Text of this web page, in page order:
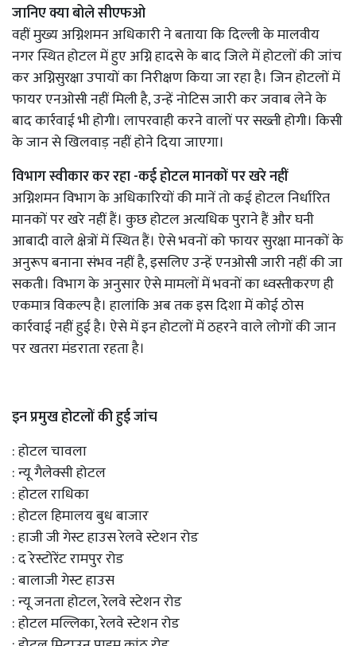
जानिए क्या बोले सीएफओ
वहीं मुख्य अग्निशमन अधिकारी ने बताया कि दिल्ली के मालवीय
नगर स्थित होटल में हुए अग्नि हादसे के बाद जिले में होटलों की जांच
कर अग्निसुरक्षा उपायों का निरीक्षण किया जा रहा है। जिन होटलों में
फायर एनओसी नहीं मिली है, उन्हें नोटिस जारी कर जवाब लेने के
बाद कार्रवाई भी होगी। लापरवाही करने वालों पर सख्ती होगी। किसी
के जान से खिलवाड़ नहीं होने दिया जाएगा।
विभाग स्वीकार कर रहा -कई होटल मानकों पर खरे नहीं
अग्निशमन विभाग के अधिकारियों की मानें तो कई होटल निर्धारित
मानकों पर खरे नहीं हैं। कुछ होटल अत्यधिक पुराने हैं और घनी
आबादी वाले क्षेत्रों में स्थित हैं। ऐसे भवनों को फायर सुरक्षा मानकों के
अनुरूप बनाना संभव नहीं है, इसलिए उन्हें एनओसी जारी नहीं की जा
सकती। विभाग के अनुसार ऐसे मामलों में भवनों का ध्वस्तीकरण ही
एकमात्र विकल्प है। हालांकि अब तक इस दिशा में कोई ठोस
कार्रवाई नहीं हुई है। ऐसे में इन होटलों में ठहरने वाले लोगों की जान
पर खतरा मंडराता रहता है।
इन प्रमुख होटलों की हुई जांच
: होटल चावला
: न्यू गैलेक्सी होटल
: होटल राधिका
: होटल हिमालय बुध बाजार
: हाजी जी गेस्ट हाउस रेलवे स्टेशन रोड
: द रेस्टोरेंट रामपुर रोड
: बालाजी गेस्ट हाउस
: न्यू जनता होटल, रेलवे स्टेशन रोड
: होटल मल्लिका, रेलवे स्टेशन रोड